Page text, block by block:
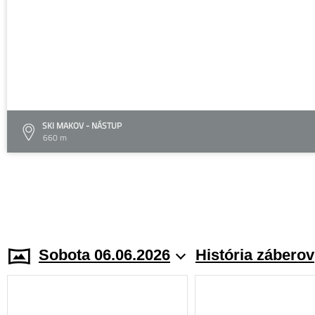
SKI MAKOV - NÁSTUP
660 m
Sobota 06.06.2026 História záberov